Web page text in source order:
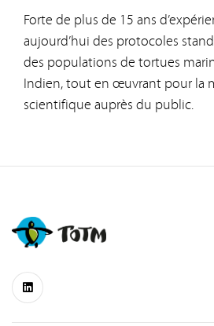
Forte de plus de 15 ans
aujourd’hui des protocoles
des populations de tortues
Indien, tout en œuvrant pour la
scientifique auprès du public.